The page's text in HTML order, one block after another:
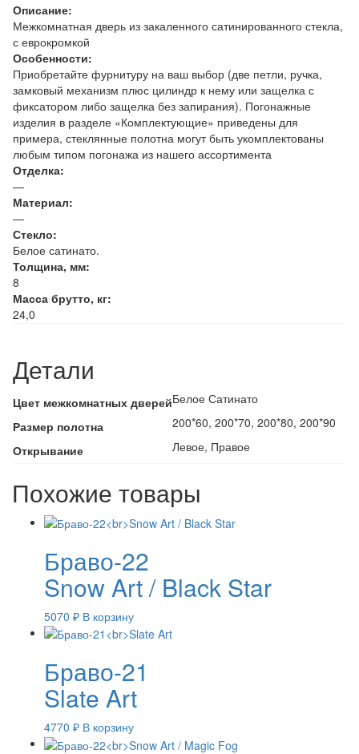
Описание:
Межкомнатная дверь из закаленного сатинированного стекла,
с еврокромкой
Особенности:
Приобретайте фурнитуру на ваш выбор (две петли, ручка,
замковый механизм плюс цилиндр к нему или защелка с
фиксатором либо защелка без запирания). Погонажные
изделия в разделе «Комплектующие» приведены для
примера, стеклянные полотна могут быть укомплектованы
любым типом погонажа из нашего ассортимента
Отделка:
—
Материал:
—
Стекло:
Белое сатинато.
Толщина, мм:
8
Масса брутто, кг:
24,0
Детали
Цвет межкомнатных дверейБелое Сатинато
Размер полотна
200*60, 200*70, 200*80, 200*90
Открывание
Левое, Правое
Похожие товары
Браво-22
Snow Art / Black Star
5070 ₽ В корзину
Браво-21
Slate Art
4770 ₽ В корзину